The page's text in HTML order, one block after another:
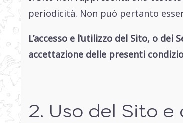
periodicità. Non può pertanto
L’accesso e l’utilizzo del Sito, o
accettazione delle presenti
2. Uso del Sito e